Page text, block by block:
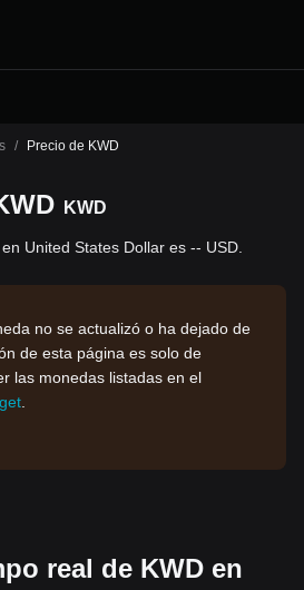
/ Precio de KWD
KWD
United States Dollar es -- USD.
no se actualizó o ha dejado de
de esta página es solo de
las monedas listadas en el
real de KWD en